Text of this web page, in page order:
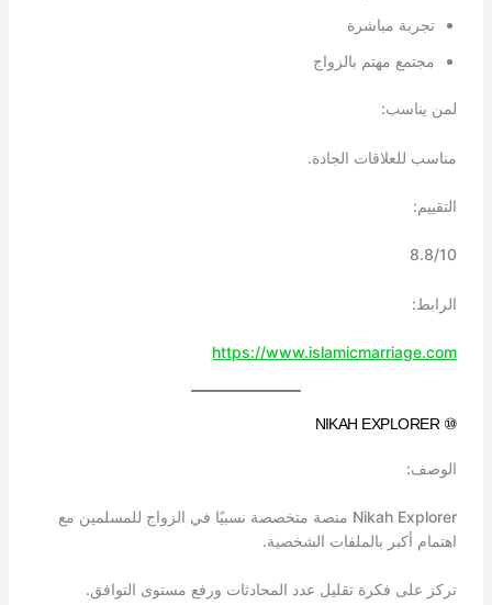
تجربة مباشرة
مجتمع مهتم بالزواج
لمن يناسب:
مناسب للعلاقات الجادة.
التقييم:
8.8/10
الرابط:
https://www.islamicmarriage.com
⑩ NIKAH EXPLORER
الوصف:
Nikah Explorer منصة متخصصة نسبيًا في الزواج للمسلمين مع
اهتمام أكبر بالملفات الشخصية.
تركز على فكرة تقليل عدد المحادثات ورفع مستوى التوافق.